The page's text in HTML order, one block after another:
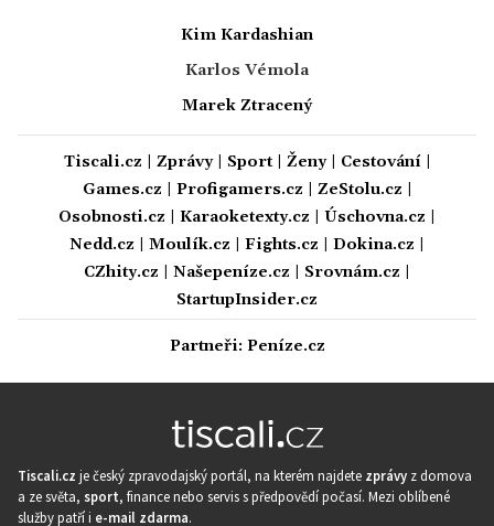
Kim Kardashian
Karlos Vémola
Marek Ztracený
Tiscali.cz Zprávy| Sport| Ženy| Cestování|
Games.cz
Profigamers.cz ZeStolu.cz
Osobnosti.cz
Karaoketexty.cz Úschovna.cz
Nedd.cz
Moulík.cz Fights.cz Dokina.cz
CZhity.cz
Našepeníze.cz Srovnám.cz
StartupInsider.cz
Partneři: Peníze.cz
Tiscali.cz je český zpravodajský portál, na kterém najdete zprávy z domova
a ze světa, sport, finance nebo servis s předpovědí počasí. Mezi oblíbené
služby patří i e-mail zdarma.